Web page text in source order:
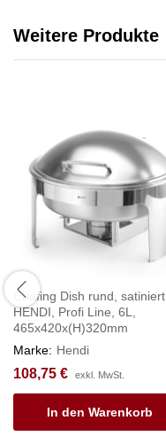
Weitere Produkte
Chafing Dish rund, satiniert,
HENDI, Profi Line, 6L,
465x420x(H)320mm
Marke: Hendi
108,75 € exkl. MwSt.
In den Warenkorb